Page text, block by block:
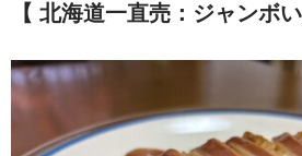
【 北海道一直売：ジャンボ